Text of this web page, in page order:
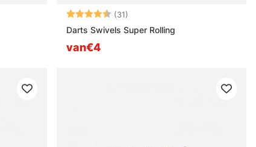
Beoordeling:(31)
Darts Swivels Super Rolling
van€4